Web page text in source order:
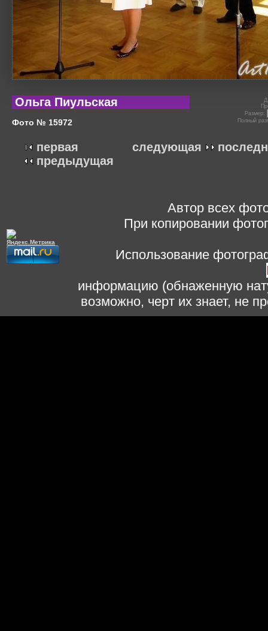
Ольга Пиульская
Фото № 15972
Размер:
Полный
следующая
первая
предыдущая
Автор всех
При копировании
Использование
информацию (обнаженную
возможно, черт их знает, не